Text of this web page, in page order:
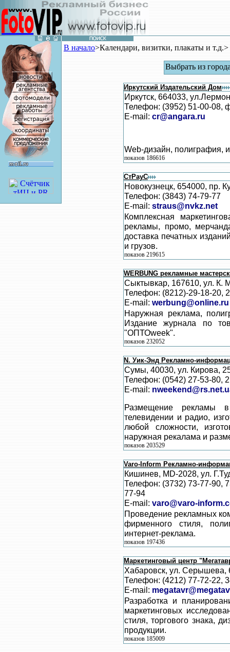
В начало>Календари, визитки, плакаты и
Выбрать из
Иркутский Издательский Дом
Иркутск, 664033,
Телефон: (3952) 51-00-08,
E-mail: cr@angara.ru
Web-дизайн, полиграфия,
показов 186616
СтРауС
Новокузнецк, 654000, пр.
Телефон: (3843) 74-79-77
E-mail: straus@nvkz.net
Комплексная
рекламы, промо,
доставка печатных
и грузов.
показов 219615
WERBUNG рекламные
Сыктывкар, 167610, ул. К.
Телефон: (8212)-29-18-20,
E-mail: werbung@online.ru
Наружная реклама,
Издание журнала по
"ОПТОweek".
показов 232052
N. Уик-Энд Рекламно-
Сумы, 40030, ул. Кирова,
Телефон: (0542) 27-53-80,
E-mail:
Размещение рекламы
телевидении и радио,
любой сложности,
наружная рекалама и
показов 203529
Varo-Inform Рекламно-
Кишинев, MD-2028, ул.
Телефон: (3732) 73-77-90,
77-94
E-mail: varo@varo-
Проведение рекламных
фирменного стиля,
интернет-реклама.
показов 197436
Маркетинговый центр
Хабаровск, ул. Серышева,
Телефон: (4212) 77-72-22,
E-mail:
Разработка и
маркетинговых
стиля, торгового знака,
продукции.
показов 185009